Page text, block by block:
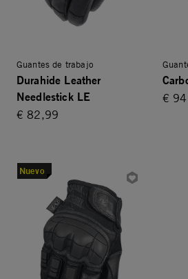
Guantes de trabajo
Durahide Leather
Needlestick LE
€ 82,99
€
Nuevo